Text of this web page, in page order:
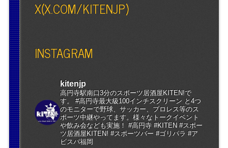
X(X.COM/KITENJP)
INSTAGRAM
kitenjp
高円寺駅南口3分のスポーツ居酒屋KITEN!で
す。 #高円寺最大級100インチスクリーン と4つ
のモニターで野球、サッカー、プロレス等のス
ポーツ中継やってます。様々なトークイベント
や飲み会なども実施！ #高円寺 #KITEN #スポー
ツ居酒屋KITEN! #スポーツバー #ゴリパラ #ア
ビスパ福岡